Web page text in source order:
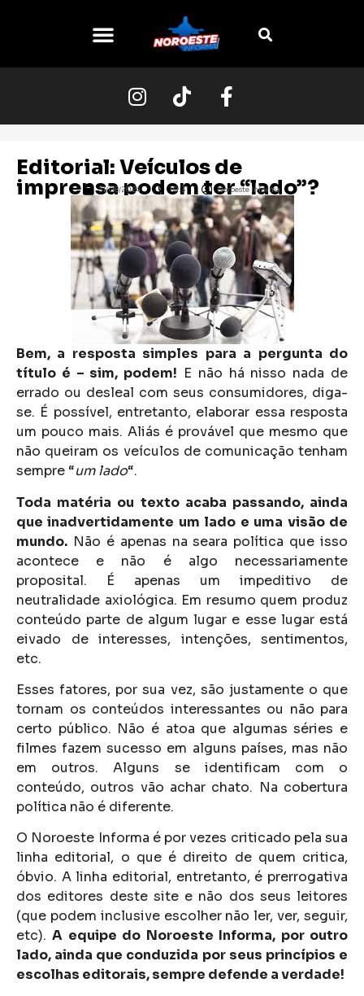
Editorial: Veículos de
imprensa podem ter “lado”?
11/08/2024 10:31 Noroeste Informa
Bem, a resposta simples para a pergunta do
título é – sim, podem! E não há nisso nada de
errado ou desleal com seus consumidores, diga-
se. É possível, entretanto, elaborar essa resposta
um pouco mais. Aliás é provável que mesmo que
não queiram os veículos de comunicação tenham
sempre “um lado“.
Toda matéria ou texto acaba passando, ainda
que inadvertidamente um lado e uma visão de
mundo. Não é apenas na seara política que isso
acontece e não é algo necessariamente
proposital. É apenas um impeditivo de
neutralidade axiológica. Em resumo quem produz
conteúdo parte de algum lugar e esse lugar está
eivado de interesses, intenções, sentimentos,
etc.
Esses fatores, por sua vez, são justamente o que
tornam os conteúdos interessantes ou não para
certo público. Não é atoa que algumas séries e
filmes fazem sucesso em alguns países, mas não
em outros. Alguns se identificam com o
conteúdo, outros vão achar chato. Na cobertura
política não é diferente.
O Noroeste Informa é por vezes criticado pela sua
linha editorial, o que é direito de quem critica,
óbvio. A linha editorial, entretanto, é prerrogativa
dos editores deste site e não dos seus leitores
(que podem inclusive escolher não ler, ver, seguir,
etc).A equipe do Noroeste Informa, por outro
lado, ainda que conduzida por seus princípios e
escolhas editorais, sempre defende a verdade!